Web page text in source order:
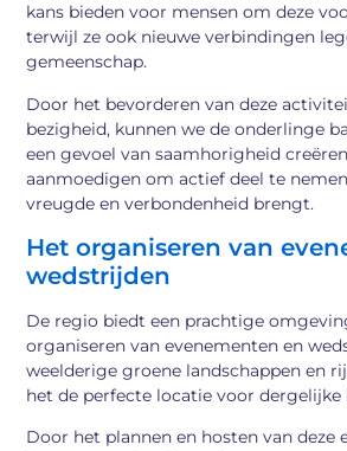
kans bieden voor mensen om deze
terwijl ze ook nieuwe verbindingen
gemeenschap.
Door het bevorderen van deze
bezigheid, kunnen we de onderlinge
een gevoel van saamhorigheid
aanmoedigen om actief deel te
vreugde en verbondenheid brengt.
Het organiseren van
wedstrijden
De regio biedt een prachtige
organiseren van evenementen en
weelderige groene landschappen en
het de perfecte locatie voor dergelijke
Door het plannen en hosten van deze